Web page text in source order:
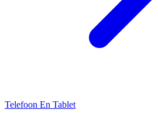
Telefoon En Tablet